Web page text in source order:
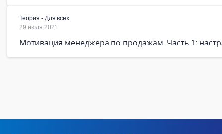
Теория - Для всех
29 июля 2021
Мотивация менеджера по продажам. Часть 1: